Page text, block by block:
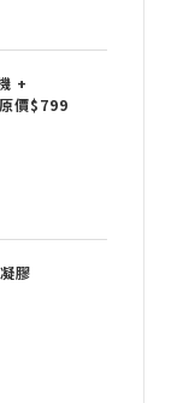
+
價$799
膠